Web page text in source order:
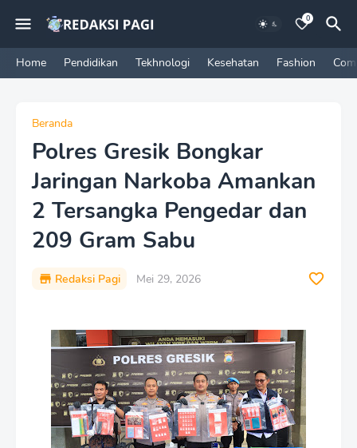
0
Home Pendidikan Tekhnologi Kesehatan Fashion
Beranda
Polres Gresik Bongkar
Jaringan Narkoba Amankan
2 Tersangka Pengedar dan
209 Gram Sabu
Redaksi Pagi Mei 29, 2026